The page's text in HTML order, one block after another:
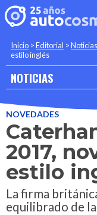
Inicio >Editorial >Noticias
estilo inglés
NOTICIAS
NOVEDADES
2017,
estilo
La firma
equilibrado de